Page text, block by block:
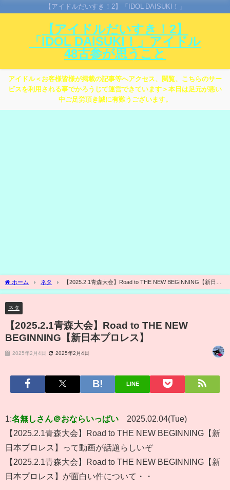
【アイドルだいすき！2】「IDOL DAISUKI！」
【アイドルだいすき！2】
「IDOL DAISUKI！」アイドル
48古参が思うこと
アイドル＜お客様皆様が掲載の記事等へアクセス、閲覧、こちらのサー
ビスを利用される事でかろうじて運営できています＞本日は足元が悪い
中ご足労頂き誠に有難うございます。
ホーム ネタ
【2025.2.1青森大会】Road to THE NEW BEGINNING【新日本
プロレス】
ネタ
【2025.2.1青森大会】Road to THE NEW
BEGINNING【新日本プロレス】
2025年2月4日 2025年2月4日
LINE
1:名無しさん＠おならいっぱい
2025.02.04(Tue)
【2025.2.1青森大会】Road to THE NEW BEGINNING【新
日本プロレス】って動画が話題らしいぞ
【2025.2.1青森大会】Road to THE NEW BEGINNING【新
日本プロレス】が面白い件について・・